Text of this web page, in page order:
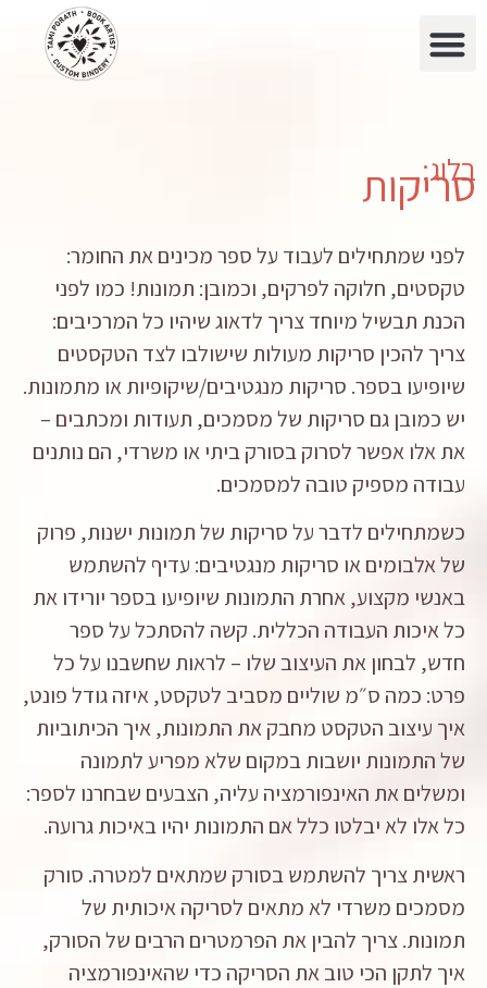
בלוג:
סריקות
לפני שמתחילים לעבוד על ספר מכינים את החומר:
טקסטים, חלוקה לפרקים, וכמובן: תמונות! כמו לפני
הכנת תבשיל מיוחד צריך לדאוג שיהיו כל המרכיבים:
צריך להכין סריקות מעולות שישולבו לצד הטקסטים
שיופיעו בספר. סריקות מנגטיבים/שיקופיות או מתמונות.
יש כמובן גם סריקות של מסמכים, תעודות ומכתבים –
את אלו אפשר לסרוק בסורק ביתי או משרדי, הם נותנים
עבודה מספיק טובה למסמכים.
כשמתחילים לדבר על סריקות של תמונות ישנות, פרוק
של אלבומים או סריקות מנגטיבים: עדיף להשתמש
באנשי מקצוע, אחרת התמונות שיופיעו בספר יורידו את
כל איכות העבודה הכללית. קשה להסתכל על ספר
חדש, לבחון את העיצוב שלו – לראות שחשבנו על כל
פרט: כמה ס״מ שוליים מסביב לטקסט, איזה גודל פונט,
איך עיצוב הטקסט מחבק את התמונות, איך הכיתוביות
של התמונות יושבות במקום שלא מפריע לתמונה
ומשלים את האינפורמציה עליה, הצבעים שבחרנו לספר:
כל אלו לא יבלטו כלל אם התמונות יהיו באיכות גרועה.
ראשית צריך להשתמש בסורק שמתאים למטרה. סורק
מסמכים משרדי לא מתאים לסריקה איכותית של
תמונות. צריך להבין את הפרמטרים הרבים של הסורק,
איך לתקן הכי טוב את הסריקה כדי שהאינפורמציה